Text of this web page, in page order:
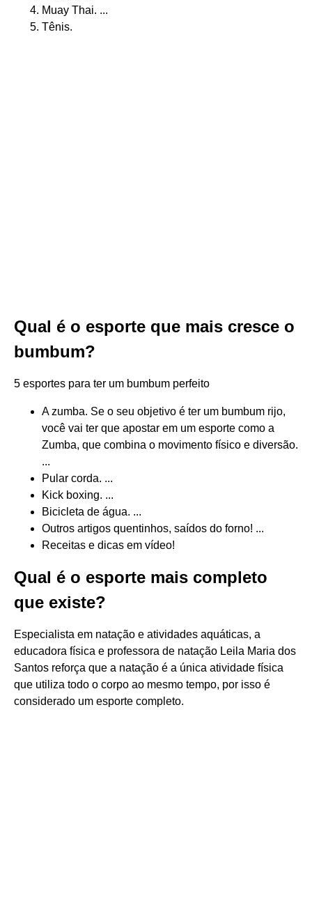
Muay Thai. ...
Tênis.
Qual é o esporte que mais cresce o
bumbum?
5 esportes para ter um bumbum perfeito
A zumba. Se o seu objetivo é ter um bumbum rijo,
você vai ter que apostar em um esporte como a
Zumba, que combina o movimento físico e diversão.
...
Pular corda. ...
Kick boxing. ...
Bicicleta de água. ...
Outros artigos quentinhos, saídos do forno! ...
Receitas e dicas em vídeo!
Qual é o esporte mais completo
que existe?
Especialista em natação e atividades aquáticas, a
educadora física e professora de natação Leila Maria dos
Santos reforça que a natação é a única atividade física
que utiliza todo o corpo ao mesmo tempo, por isso é
considerado um esporte completo.